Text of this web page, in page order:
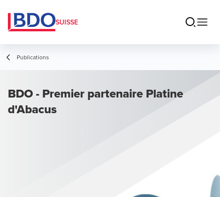
SUISSE
Publications
BDO - Premier partenaire Platine
d'Abacus